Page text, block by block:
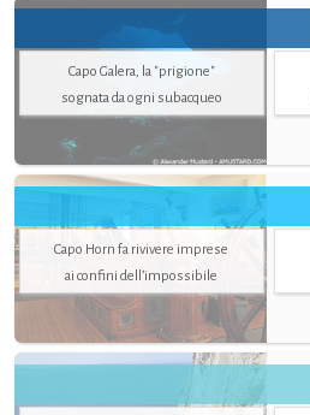
Capo Galera, la "prigione"
sognata da ogni subacqueo
Capo Horn fa rivivere imprese
ai confini dell’impossibile